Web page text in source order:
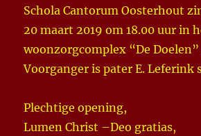
Schola Cantorum Oosterhout
20 maart 2019 om 18.00 uur in
woonzorgcomplex “De Doelen”
Voorganger is pater E. Leferink
Plechtige opening,
Lumen Christ –Deo gratias,